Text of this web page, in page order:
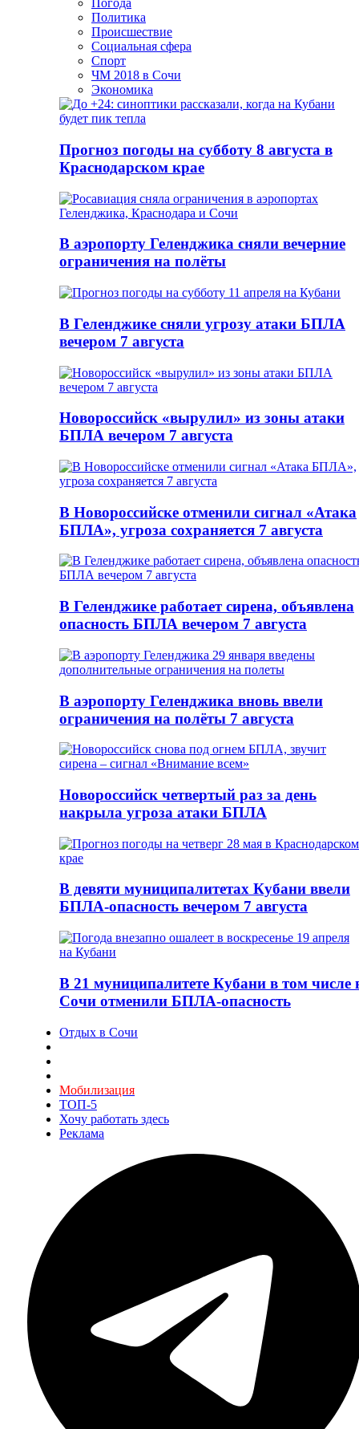
Погода
Политика
Происшествие
Социальная сфера
Спорт
ЧМ 2018 в Сочи
Экономика
Прогноз погоды на субботу 8 августа в
Краснодарском крае
В аэропорту Геленджика сняли вечерние
ограничения на полёты
В Геленджике сняли угрозу атаки БПЛА
вечером 7 августа
Новороссийск «вырулил» из зоны атаки
БПЛА вечером 7 августа
В Новороссийске отменили сигнал «Атака
БПЛА», угроза сохраняется 7 августа
В Геленджике работает сирена, объявлена
опасность БПЛА вечером 7 августа
В аэропорту Геленджика вновь ввели
ограничения на полёты 7 августа
Новороссийск четвертый раз за день
накрыла угроза атаки БПЛА
В девяти муниципалитетах Кубани ввели
БПЛА-опасность вечером 7 августа
В 21 муниципалитете Кубани в том числе
Сочи отменили БПЛА-опасность
Отдых в Сочи
Мобилизация
ТОП-5
Хочу работать здесь
Реклама